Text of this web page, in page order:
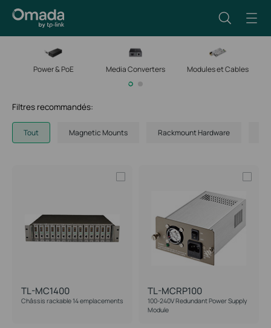
Power & PoE Media Converters Modules et Cables
Filtres recommandés:
Tout Magnetic Mounts Rackmount Hardware
TL-MC1400
Châssis rackable 14 emplacements
TL-MCRP100
100-240V Redundant Power Supply
Module